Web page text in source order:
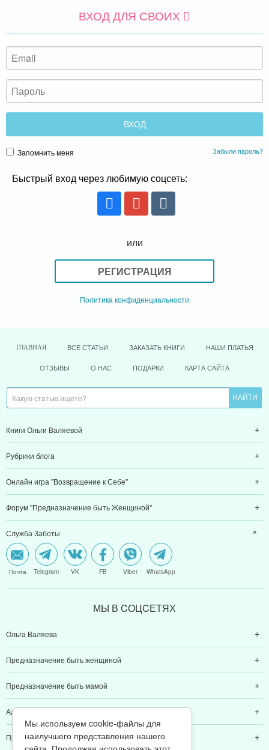
ВХОД ДЛЯ СВОИХ
Запомнить меня Забыли пароль?
Быстрый вход через любимую соцсеть:
или
РЕГИСТРАЦИЯ
Политика конфиденциальности
ГЛАВНАЯ ВСЕ СТАТЬИ ЗАКАЗАТЬ КНИГИ НАШИ ПЛАТЬЯ
ОТЗЫВЫ О НАС ПОДАРКИ КАРТА САЙТА
Книги Ольги Валяевой
Рубрики блога
Онлайн игра "Возвращение к Себе"
Форум "Предназначение быть Женщиной"
Служба Заботы
Почта Telegram VK FB Viber WhatsApp
МЫ В CОЦCЕТЯХ
Ольга Валяева
Предназначение быть женщиной
Предназначение быть мамой
Алексей Валяев
Предназначение быть папой
Мы используем cookie-файлы для
наилучшего представления нашего